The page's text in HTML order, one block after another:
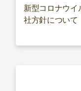
新型コロナウイ
社方針について